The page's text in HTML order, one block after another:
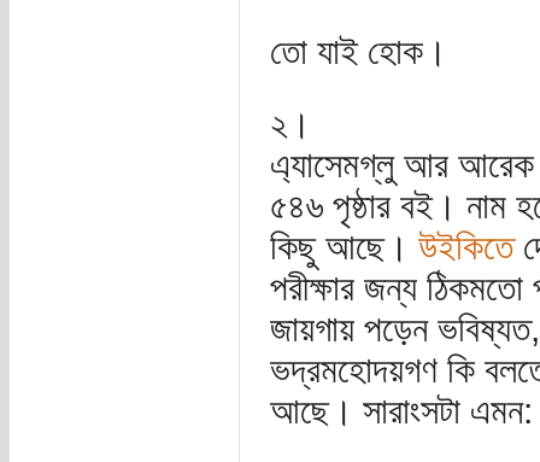
তো যাই হোক।
২।
এ্যাসেমগ্লু আর আরেক
৫৪৬ পৃষ্ঠার বই।
কিছু আছে। উইকিতে
পরীক্ষার জন্য ঠিকমতো
জায়গায় পড়েন
ভদ্রমহোদয়গণ কি
আছে। সারাংসটা এমন: